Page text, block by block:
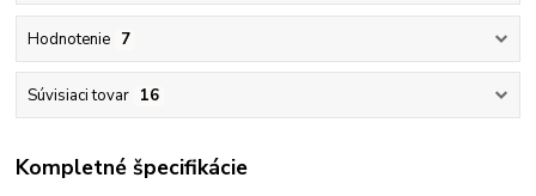
Hodnotenie 7
Súvisiaci tovar 16
Kompletné špecifikácie